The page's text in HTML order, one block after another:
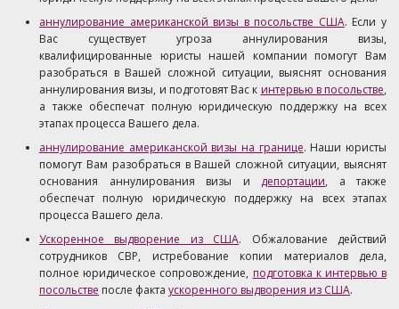
аннулирование американской визы в посольстве США. Если у
Вас существует угроза аннулирования визы,
квалифицированные юристы нашей компании помогут Вам
разобраться в Вашей сложной ситуации, выяснят основания
аннулирования визы, и подготовят Вас к интервью в посольстве,
а также обеспечат полную юридическую поддержку на всех
этапах процесса Вашего дела.
аннулирование американской визы на границе. Наши юристы
помогут Вам разобраться в Вашей сложной ситуации, выяснят
основания аннулирования визы и депортации, а также
обеспечат полную юридическую поддержку на всех этапах
процесса Вашего дела.
Ускоренное выдворение из США. Обжалование действий
сотрудников СВР, истребование копии материалов дела,
полное юридическое сопровождение, подготовка к интервью в
посольстве после факта ускоренного выдворения из США.